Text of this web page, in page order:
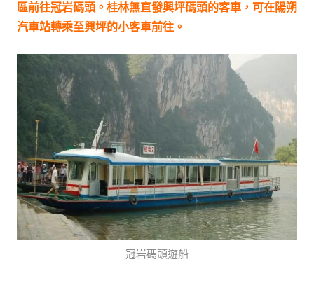
區前往冠岩碼頭。桂林無直發興坪碼頭的客車，可在陽朔
汽車站轉乘至興坪的小客車前往。
冠岩碼頭遊船